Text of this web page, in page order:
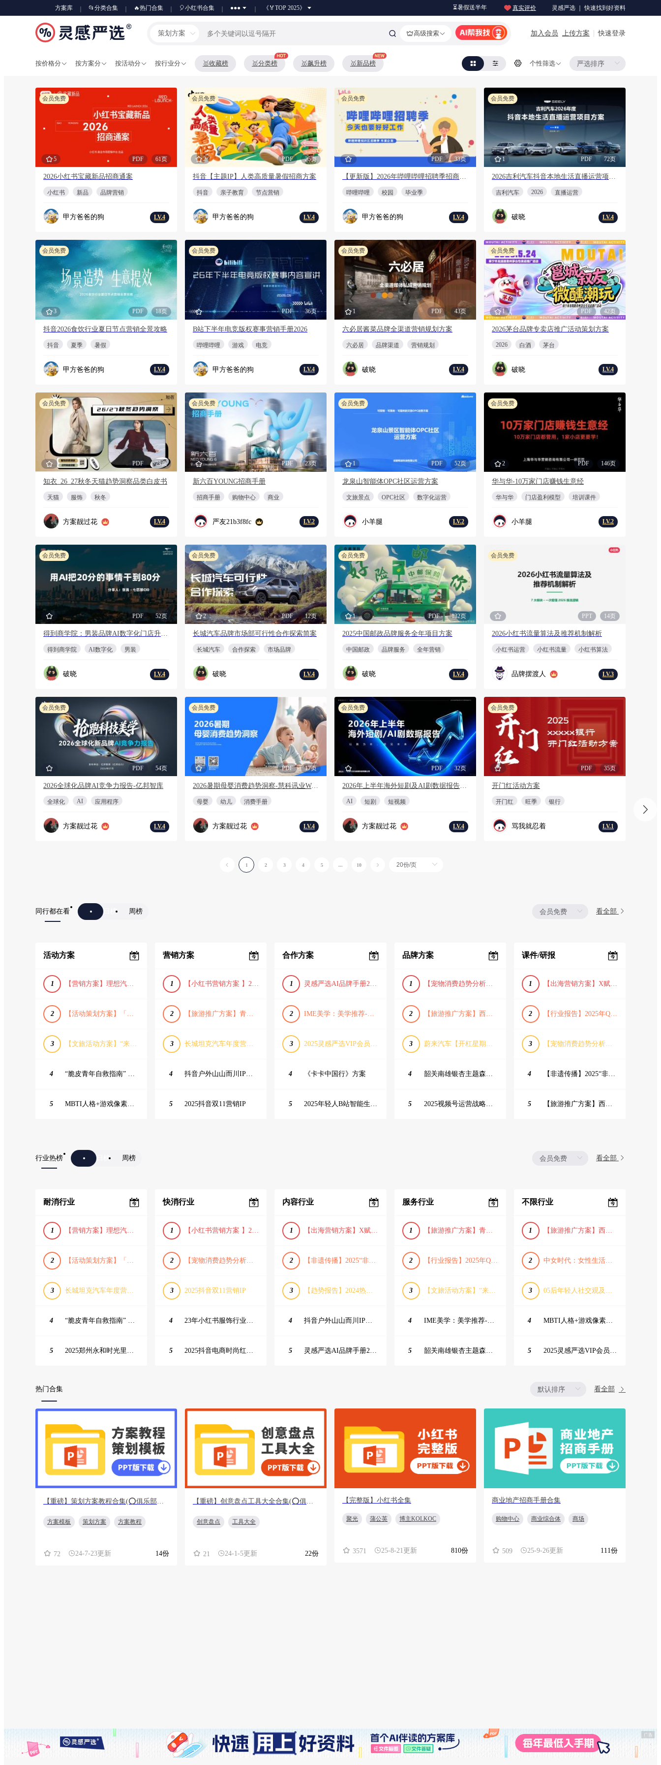
方案库 📂分类合集 🔥热门合集 🎈小红书合集 ●●● 《🏅TOP 2025》 ⏳暑假送半年 真实评价 灵感严选 ｜ 快速找到好资料
策划方案 高级搜索 加入会员 上传方案 快速登录
按价格分 按方案分 按活动分 按行业分 🥇收藏榜 🥇分类榜 🥇飙升榜 🥇新品榜 个性筛选
会员免费
5 PDF 61页
2026小红书宝藏新品招商通案
小红书 新品 品牌营销
甲方爸爸的狗 LV.4
会员免费
2 PDF 25页
抖音【主题IP】人类高质量暑假招商方案
抖音 亲子教育 节点营销
甲方爸爸的狗 LV.4
会员免费
PDF 33页
【更新版】2026年哔哩哔哩招聘季招商通案
哔哩哔哩 校园 毕业季
甲方爸爸的狗 LV.4
会员免费
1 PDF 72页
2026吉利汽车抖音本地生活直播运营项目方案
吉利汽车 2026 直播运营
破晓 LV.4
会员免费
3 PDF 18页
抖音2026食饮行业夏日节点营销全景攻略
抖音 夏季 暑假
甲方爸爸的狗 LV.4
会员免费
PDF 36页
B站下半年电竞版权赛事营销手册2026
哔哩哔哩 游戏 电竞
甲方爸爸的狗 LV.4
会员免费
1 PDF 43页
六必居酱菜品牌全渠道营销规划方案
六必居 品牌渠道 营销规划
破晓 LV.4
会员免费
1 PDF 42页
2026茅台品牌专卖店推广活动策划方案
2026 白酒 茅台
破晓 LV.4
会员免费
PDF 29页
知衣_26_27秋冬天猫趋势洞察品类白皮书
天猫 服饰 秋冬
方案靓过花 LV.4
会员免费
PDF 23页
新六百YOUNG招商手册
招商手册 购物中心 商业
严友21b3f8fc LV.2
会员免费
1 PDF 52页
龙泉山智能体OPC社区运营方案
文旅景点 OPC社区 数字化运营
小羊腿 LV.2
会员免费
2 PDF 146页
华与华-10万家门店赚钱生意经
华与华 门店盈利模型 培训课件
小羊腿 LV.2
会员免费
PDF 52页
得到商学院：男装品牌AI数字化门店升级方案
得到商学院 AI数字化 男装
破晓 LV.4
会员免费
2 PDF 12页
长城汽车品牌市场部可行性合作探索简案
长城汽车 合作探索 市场品牌
破晓 LV.4
会员免费
1 PDF 132页
2025中国邮政品牌服务全年项目方案
中国邮政 品牌服务 全年营销
破晓 LV.4
会员免费
PPT 14页
2026小红书流量算法及推荐机制解析
小红书运营 小红书流量 小红书算法
品牌摆渡人 LV.3
会员免费
PDF 54页
2026全球化品牌AI竞争力报告-亿邦智库
全球化 AI 应用程序
方案靓过花 LV.4
会员免费
PDF 17页
2026暑期母婴消费趋势洞察-慧科讯业Wisers
母婴 幼儿 消费手册
方案靓过花 LV.4
会员免费
PDF 32页
2026年上半年海外短剧及AI剧数据报告-DataEye
AI 短剧 短视频
方案靓过花 LV.4
会员免费
PDF 35页
开门红活动方案
开门红 旺季 银行
骂我就忍着 LV.1
1 2 3 4 5 ... 10
同行都在看 日榜 周榜 看全部
活动方案
1 【营销方案】理想汽车车主露营户外旅行保客活动策划方案
2 【活动策划方案】「团圆盛景」趣味中秋游园会活动策划方案
3 【文旅活动方案】“来和月亮撞个满怀”文旅景区中秋露营音乐会团建拓展方案
4 “脆皮青年自救指南” 五一城市解压生活节活动策划案
5 MBTI人格+游戏像素风主题企业年会
营销方案
1 【小红书营销方案 】2025小红书节日大促节点大促IP营销方案
2 【旅游推广方案】青岛城市活力与山海魅力旅游推广方案（PPT格式）
3 长城坦克汽车年度营销活动方案
4 抖音户外山山而川IP整合营销方案
5 2025抖音双11营销IP
合作方案
1 灵感严选AI品牌手册2025_9.0（下载原件更清晰）
2 IME美学：美学推荐-飞猪旅行春节营销通案
3 2025灵感严选VIP会员手册【向团队介绍/采购报销用】
4 《卡卡中国行》方案
5 2025年轻人B站智能生活家趋势报告
品牌方案
1 【宠物消费趋势分析方案】2025年宠物市场消费报告（创意风/橙色风/数据驱动）
2 【旅游推广方案】西安城市旅游介绍PPT（古风/文化/历史）
3 蔚来汽车【开杠星期三】栏目brief
4 韶关南雄银杏主题森林公园总体设计概念规划方案
5 2025视频号运营战略：数据驱动增长全景指南
课件/研报
1 【出海营销方案】X赋能全球决策链成就中国科技品牌2025年营销方案（PDF格式）
2 【行业报告】2025年Q1证券行业薪酬趋势分析
3 【宠物消费趋势分析方案】2025年宠物市场消费报告（创意风/橙色风/数据驱动）
4 【非遗传播】2025“非遗融入现代生活”互联网平台助力非遗传播与消费专题报告（PDF格式）
5 【旅游推广方案】西安城市旅游介绍PPT（古风/文化/历史）
行业热榜 日榜 周榜 看全部
耐消行业
1 【营销方案】理想汽车车主露营户外旅行保客活动策划方案
2 【活动策划方案】「团圆盛景」趣味中秋游园会活动策划方案
3 长城坦克汽车年度营销活动方案
4 “脆皮青年自救指南” 五一城市解压生活节活动策划案
5 2025郑州永和时光里高校街舞大赛活动策划方案
快消行业
1 【小红书营销方案 】2025小红书节日大促节点大促IP营销方案
2 【宠物消费趋势分析方案】2025年宠物市场消费报告（创意风/橙色风/数据驱动）
3 2025抖音双11营销IP
4 23年小红书服饰行业蒲公英投放指南
5 2025抖音电商时尚红人之书
内容行业
1 【出海营销方案】X赋能全球决策链成就中国科技品牌2025年营销方案（PDF格式）
2 【非遗传播】2025“非遗融入现代生活”互联网平台助力非遗传播与消费专题报告（PDF格式）
3 【趋势报告】2024热议话题人群新趋势分析
4 抖音户外山山而川IP整合营销方案
5 灵感严选AI品牌手册2025_9.0（下载原件更清晰）
服务行业
1 【旅游推广方案】青岛城市活力与山海魅力旅游推广方案（PPT格式）
2 【行业报告】2025年Q1证券行业薪酬趋势分析
3 【文旅活动方案】“来和月亮撞个满怀”文旅景区中秋露营音乐会团建拓展方案
4 IME美学：美学推荐-飞猪旅行春节营销通案
5 韶关南雄银杏主题森林公园总体设计概念规划方案
不限行业
1 【旅游推广方案】西安城市旅游介绍PPT（古风/文化/历史）
2 中女时代：女性生活方式及消费洞察
3 05后年轻人社交观及行为研究2025
4 MBTI人格+游戏像素风主题企业年会
5 2025灵感严选VIP会员手册【向团队介绍/采购报销用】
热门合集 看全部
方案模板 策划方案 方案教程
72 24-7-23更新 14份
创意盘点 工具大全
21 24-1-5更新 22份
【完整版】小红书全集
聚光 蒲公英 博主KOLKOC
3571 25-8-21更新 810份
商业地产招商手册合集
购物中心 商业综合体 商场
509 25-9-26更新 111份